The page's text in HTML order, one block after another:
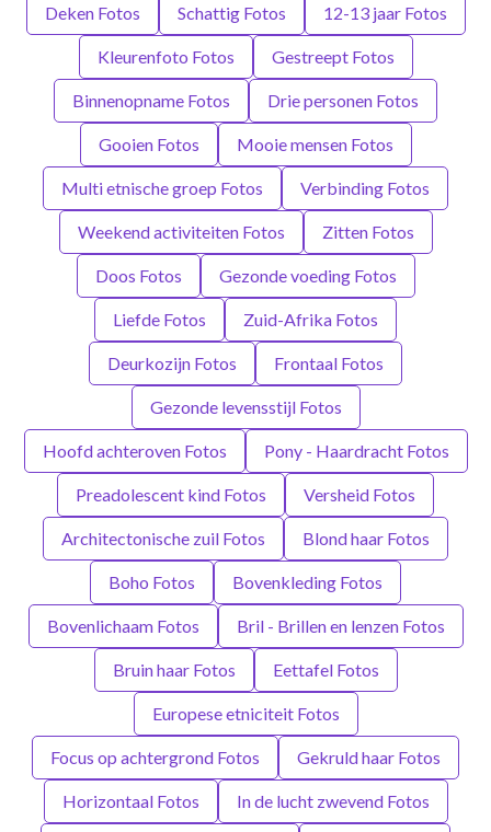
Deken Fotos Schattig Fotos 12-13 jaar Fotos
Kleurenfoto Fotos Gestreept Fotos
Binnenopname Fotos Drie personen Fotos
Gooien Fotos Mooie mensen Fotos
Multi etnische groep Fotos Verbinding Fotos
Weekend activiteiten Fotos Zitten Fotos
Doos Fotos Gezonde voeding Fotos
Liefde Fotos Zuid-Afrika Fotos
Deurkozijn Fotos Frontaal Fotos
Gezonde levensstijl Fotos
Hoofd achteroven Fotos Pony - Haardracht Fotos
Preadolescent kind Fotos Versheid Fotos
Architectonische zuil Fotos Blond haar Fotos
Boho Fotos Bovenkleding Fotos
Bovenlichaam Fotos Bril - Brillen en lenzen Fotos
Bruin haar Fotos Eettafel Fotos
Europese etniciteit Fotos
Focus op achtergrond Fotos Gekruld haar Fotos
Horizontaal Fotos In de lucht zwevend Fotos